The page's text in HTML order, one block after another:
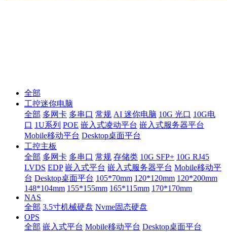
全部
工控迷你电脑
全部 多网卡 多串口 常规 AI 迷你电脑 10G 光口 10G电
口 1U系列 POE 嵌入式凌动平台 嵌入式服务器平台
Mobile移动平台 Desktop桌面平台
工控主板
全部 多网卡 多串口 常规 存储类 10G SFP+ 10G RJ45
LVDS EDP 嵌入式平台 嵌入式服务器平台 Mobile移动平
台 Desktop桌面平台 105*70mm 120*120mm 120*200mm
148*104mm 155*155mm 165*115mm 170*170mm
NAS
全部 3.5寸机械硬盘 Nvme固态硬盘
OPS
全部 嵌入式平台 Mobile移动平台 Desktop桌面平台